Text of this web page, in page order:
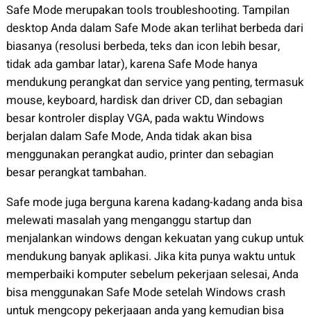
Safe Mode merupakan tools troubleshooting. Tampilan
desktop Anda dalam Safe Mode akan terlihat berbeda dari
biasanya (resolusi berbeda, teks dan icon lebih besar,
tidak ada gambar latar), karena Safe Mode hanya
mendukung perangkat dan service yang penting, termasuk
mouse, keyboard, hardisk dan driver CD, dan sebagian
besar kontroler display VGA, pada waktu Windows
berjalan dalam Safe Mode, Anda tidak akan bisa
menggunakan perangkat audio, printer dan sebagian
besar perangkat tambahan.
Safe mode juga berguna karena kadang-kadang anda bisa
melewati masalah yang menganggu startup dan
menjalankan windows dengan kekuatan yang cukup untuk
mendukung banyak aplikasi. Jika kita punya waktu untuk
memperbaiki komputer sebelum pekerjaan selesai, Anda
bisa menggunakan Safe Mode setelah Windows crash
untuk mengcopy pekerjaaan anda yang kemudian bisa